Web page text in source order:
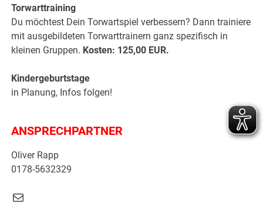
Torwarttraining
Du möchtest Dein Torwartspiel verbessern? Dann trainiere
mit ausgebildeten Torwarttrainern ganz spezifisch in
kleinen Gruppen. Kosten: 125,00 EUR.
Kindergeburtstage
in Planung, Infos folgen!
ANSPRECHPARTNER
Oliver Rapp
0178-5632329
E-Mail